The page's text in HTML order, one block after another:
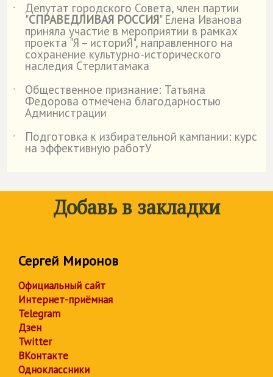
˙
Депутат городского Совета, член партии
"СПРАВЕДЛИВАЯ РОССИЯ" Елена Иванова
приняла участие в мероприятии в рамках
проекта "Я – историЯ", направленного на
сохранение культурно-исторического
наследия Стерлитамака
˙
Общественное признание: Татьяна
Федорова отмечена благодарностью
Администрации
˙
Подготовка к избирательной кампании: курс
на эффективную работУ
Добавь в закладки
Сергей Миронов
Официальный сайт
Интернет-приёмная
Telegram
Дзен
Twitter
ВКонтакте
Одноклассники